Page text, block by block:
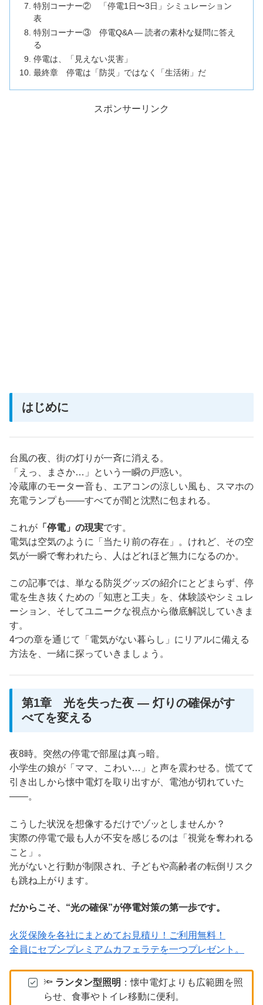
特別コーナー② 「停電1日〜3日」シミュレーション
表
特別コーナー③ 停電Q&A ― 読者の素朴な疑問に答え
る
停電は、「見えない災害」
最終章 停電は「防災」ではなく「生活術」だ
スポンサーリンク
はじめに
台風の夜、街の灯りが一斉に消える。
「えっ、まさか…」という一瞬の戸惑い。
冷蔵庫のモーター音も、エアコンの涼しい風も、スマホの
充電ランプも――すべてが闇と沈黙に包まれる。
これが 「停電」の現実です。
電気は空気のように「当たり前の存在」。けれど、その空
気が一瞬で奪われたら、人はどれほど無力になるのか。
この記事では、単なる防災グッズの紹介にとどまらず、停
電を生き抜くための「知恵と工夫」を、体験談やシミュレ
ーション、そしてユニークな視点から徹底解説していきま
す。
4つの章を通じて「電気がない暮らし」にリアルに備える
方法を、一緒に探っていきましょう。
第1章 光を失った夜 ― 灯りの確保がす
べてを変える
夜8時。突然の停電で部屋は真っ暗。
小学生の娘が「ママ、こわい…」と声を震わせる。慌てて
引き出しから懐中電灯を取り出すが、電池が切れていた
――。
こうした状況を想像するだけでゾッとしませんか？
実際の停電で最も人が不安を感じるのは「視覚を奪われる
こと」。
光がないと行動が制限され、子どもや高齢者の転倒リスク
も跳ね上がります。
だからこそ、“光の確保”が停電対策の第一歩です。
火災保険を各社にまとめてお見積り！ご利用無料！
全員にセブンプレミアムカフェラテを一つプレゼント。
🔦 ランタン型照明 ：懐中電灯よりも広範囲を照
らせ、食事やトイレ移動に便利。